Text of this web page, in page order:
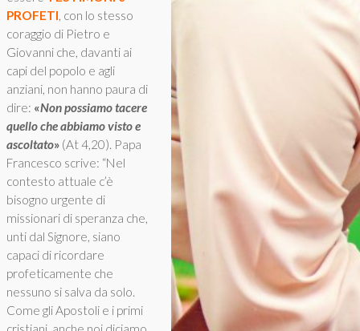
PROFETI, con lo stesso
coraggio di Pietro e
Giovanni che, davanti ai
capi del popolo e agli
anziani, non hanno paura di
dire: «Non possiamo tacere
quello che abbiamo visto e
ascoltato» (At 4,20). Papa
Francesco scrive: “Nel
contesto attuale c’è
bisogno urgente di
missionari di speranza che,
unti dal Signore, siano
capaci di ricordare
profeticamente che
nessuno si salva da solo.
Come gli Apostoli e i primi